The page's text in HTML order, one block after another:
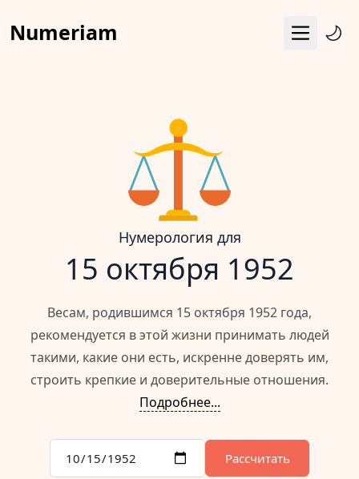
Numeriam Меню
Матрица судьбы
Гороскоп
Календарь
Нумерология для
15 октября 1952
Весам, родившимся 15 октября 1952 года,
рекомендуется в этой жизни принимать людей
такими, какие они есть, искренне доверять им,
строить крепкие и доверительные отношения.
Подробнее...
Рассчитать